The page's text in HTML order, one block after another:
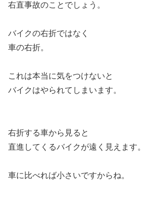
右直事故のことでしょう。
バイクの右折ではなく
車の右折。
これは本当に気をつけないと
バイクはやられてしまいます。
右折する車から見ると
直進してくるバイクが遠く見えます。
車に比べれば小さいですからね。